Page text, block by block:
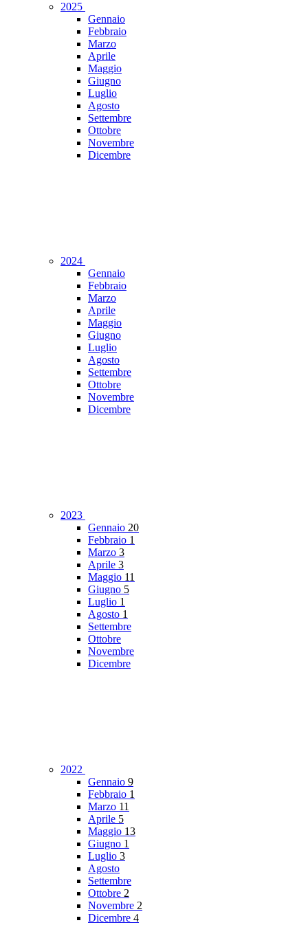
2025
Gennaio
Febbraio
Marzo
Aprile
Maggio
Giugno
Luglio
Agosto
Settembre
Ottobre
Novembre
Dicembre
2024
Gennaio
Febbraio
Marzo
Aprile
Maggio
Giugno
Luglio
Agosto
Settembre
Ottobre
Novembre
Dicembre
2023
Gennaio 20
Febbraio 1
Marzo 3
Aprile 3
Maggio 11
Giugno 5
Luglio 1
Agosto 1
Settembre
Ottobre
Novembre
Dicembre
2022
Gennaio 9
Febbraio 1
Marzo 11
Aprile 5
Maggio 13
Giugno 1
Luglio 3
Agosto
Settembre
Ottobre 2
Novembre 2
Dicembre 4